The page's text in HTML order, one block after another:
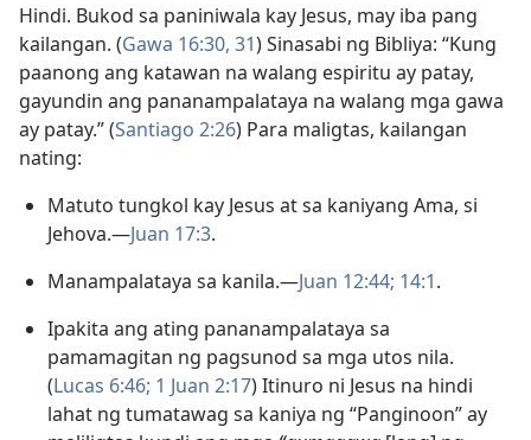
Hindi. Bukod sa paniniwala kay Jesus, may iba pang
kailangan. (Gawa 16:30, 31) Sinasabi ng Bibliya: “Kung
paanong ang katawan na walang espiritu ay patay,
gayundin ang pananampalataya na walang mga gawa
ay patay.” (Santiago 2:26) Para maligtas, kailangan
nating:
Matuto tungkol kay Jesus at sa kaniyang Ama, si
Jehova.—Juan 17:3.
Manampalataya sa kanila.—Juan 12:44; 14:1.
Ipakita ang ating pananampalataya sa
pamamagitan ng pagsunod sa mga utos nila.
(Lucas 6:46; 1 Juan 2:17) Itinuro ni Jesus na hindi
lahat ng tumatawag sa kaniya ng “Panginoon” ay